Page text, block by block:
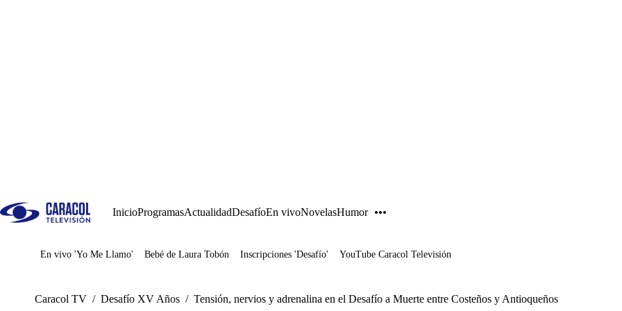
InicioProgramasActualidadDesafíoEn vivoNovelasHumor
Juegos
En vivo 'Yo Me Llamo' Bebé de Laura Tobón Inscripciones 'Desafío' YouTube Caracol Televisión
Caracol TV / Desafío XV Años / Tensión, nervios y adrenalina en el Desafío a Muerte entre Costeños y Antioqueños